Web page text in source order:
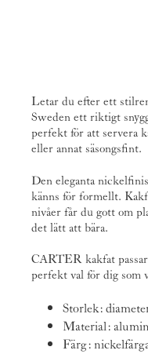
Letar du efter ett
Swedenett riktigt
perfekt för att servera
eller annat säsongsfint.
Den eleganta
känns för formellt.
nivåer får du gott om
det lätt att bära.
CARTER kakfat
perfekt val för dig som
Storlek:
Material:
Färg: